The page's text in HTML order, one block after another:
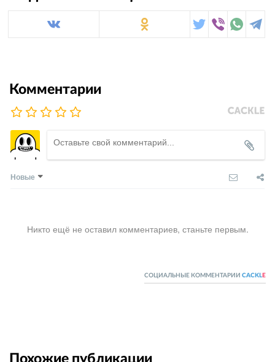
Комментарии
Новые
Никто ещё не оставил комментариев, станьте первым.
СОЦИАЛЬНЫЕ КОММЕНТАРИИ CACKL E
Похожие публикации